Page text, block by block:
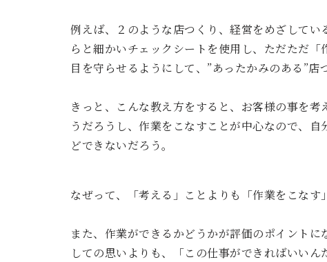
例えば、２のような店つくり、経営をめざして
らと細かいチェックシートを使用し、ただただ
目を守らせるようにして、”あったかみのある”店
きっと、こんな教え方をすると、お客様の事を
うだろうし、作業をこなすことが中心なので、
どできないだろう。
なぜって、「考える」ことよりも「作業をこなす
また、作業ができるかどうかが評価のポイント
しての思いよりも、「この仕事ができればいい